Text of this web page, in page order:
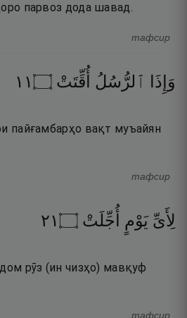
парвоз дода шавад.
тафсир
وَإِذَا ٱلرُّسُلُ أُقِّتَتْ ۝١١
пайғамбарҳо вақт муъайян
тафсир
لِأَىِّ يَوْمٍ أُجِّلَتْ ۝١٢
рӯз (ин чизҳо) мавқуф
тафсир